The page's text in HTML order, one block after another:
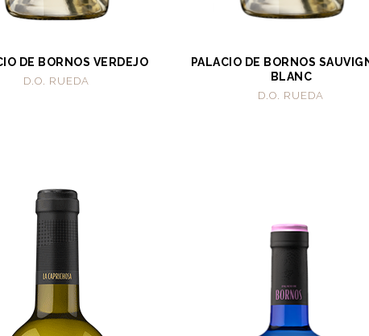
DE BORNOS VERDEJO
D.O. RUEDA
PALACIO DE BORNOS
BLANC
D.O. RUEDA